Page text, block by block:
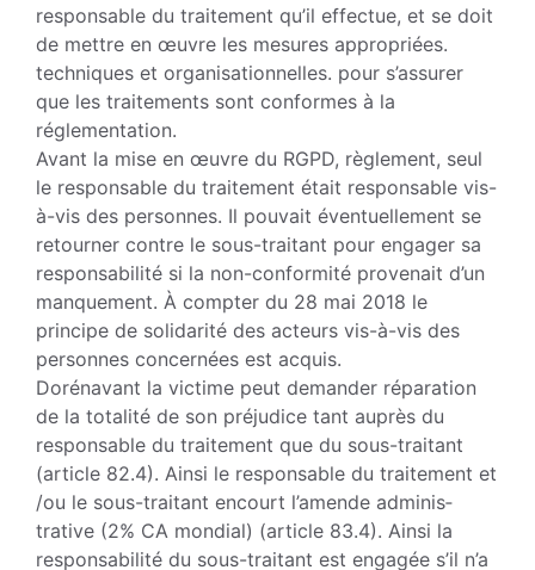
res­ponsable du traitement qu’il effectue, et se doit
de mettre en œuvre les mesures appropriées.
techniques et organisation­nelles. pour s’assurer
que les traitements sont conformes à la
réglementation.
Avant la mise en œuvre du RGPD, règle­ment, seul
le responsable du traitement était responsable vis-
à-vis des personnes. Il pouvait éventuellement se
retourner contre le sous-traitant pour engager sa
responsabilité si la non-conformité prove­nait d’un
manquement. À compter du 28 mai 2018 le
principe de solidarité des ac­teurs vis-à-vis des
personnes concernées est acquis.
Dorénavant la victime peut demander ré­paration
de la totalité de son préjudice tant auprès du
responsable du traitement que du sous-traitant
(article 82.4). Ain­si le responsable du traitement et
/ou le sous-traitant encourt l’amende adminis­
trative (2% CA mondial) (article 83.4). Ainsi la
responsabilité du sous-traitant est engagée s’il n’a